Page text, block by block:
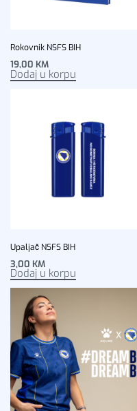
Rokovnik NSFS BIH
19,00 KM
Dodaj u korpu
Upaljač NSFS BIH
3,00 KM
Dodaj u korpu